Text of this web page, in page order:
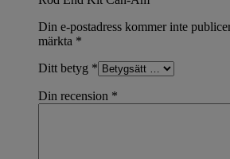
Din e-postadress kommer inte
märkta *
Ditt betyg *
Din recension *